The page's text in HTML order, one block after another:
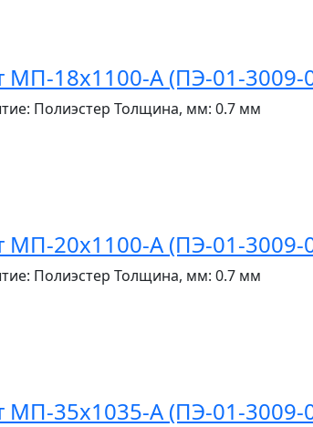
18x1100-A (ПЭ-01-3009-
Полиэстер Толщина, мм: 0.7 мм
20x1100-A (ПЭ-01-3009-
Полиэстер Толщина, мм: 0.7 мм
35x1035-A (ПЭ-01-3009-